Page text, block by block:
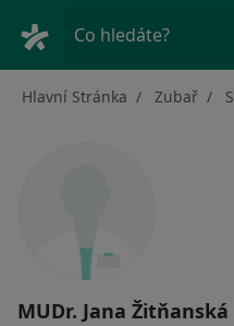
Co hledáte?
Hlavní Stránka Zubař
MUDr. Jana Žitňanská